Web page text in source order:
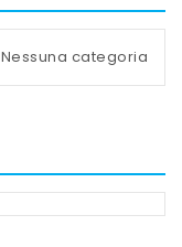
Nessuna categoria